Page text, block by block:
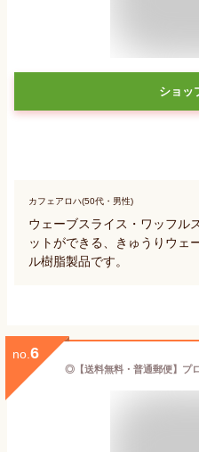
ショッ
カフェアロハ(50代・男性)
ウェーブスライス・ワッフル
ットができる、きゅうりウェ
ル樹脂製品です。
no. 6